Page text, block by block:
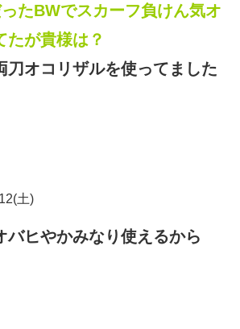
たBWでスカーフ負けん気オ
たが貴様は？
刀オコリザルを使ってました
土)
バヒやかみなり使えるから